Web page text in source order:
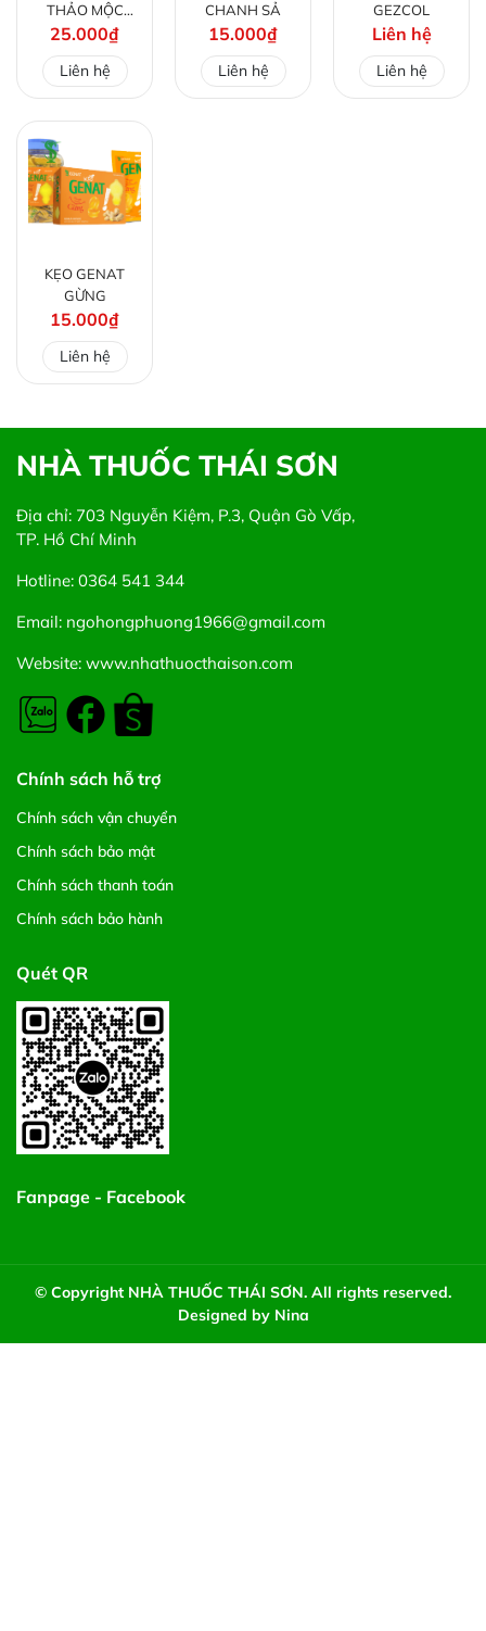
THẢO MỘC
GEZCOL
25.000₫
Liên hệ
CHANH SẢ
15.000₫
Liên hệ
GEZCOL
Liên hệ
Liên hệ
KẸO GENAT
GỪNG
15.000₫
Liên hệ
NHÀ THUỐC THÁI SƠN
Địa chỉ: 703 Nguyễn Kiệm, P.3, Quận Gò Vấp,
TP. Hồ Chí Minh
Hotline: 0364 541 344
Email: ngohongphuong1966@gmail.com
Website: www.nhathuocthaison.com
Chính sách hỗ trợ
Chính sách vận chuyển
Chính sách bảo mật
Chính sách thanh toán
Chính sách bảo hành
Quét QR
Fanpage - Facebook
© Copyright NHÀ THUỐC THÁI SƠN. All rights reserved.
Designed by Nina